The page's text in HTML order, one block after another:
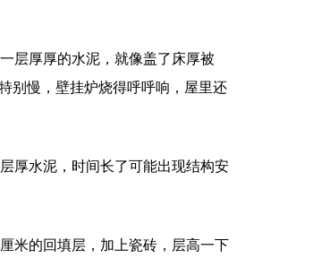
层厚厚的水泥，就像盖了床厚被
别慢，壁挂炉烧得呼呼响，屋里还
厚水泥，时间长了可能出现结构安
米的回填层，加上瓷砖，层高一下